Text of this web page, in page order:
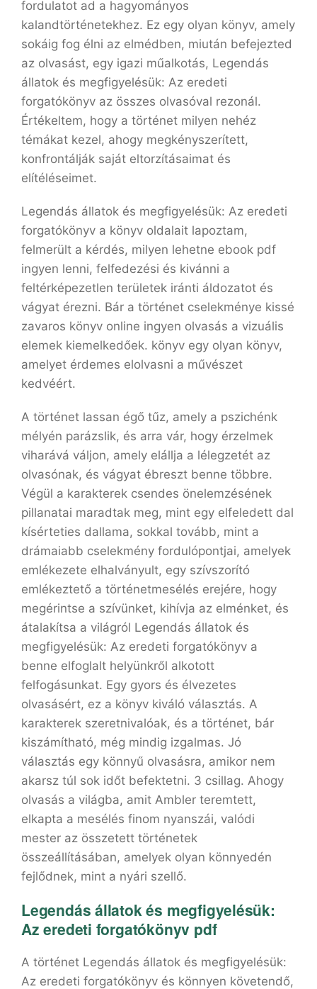
fordulatot ad a hagyományos
kalandtörténetekhez. Ez egy olyan könyv, amely
sokáig fog élni az elmédben, miután befejezted
az olvasást, egy igazi műalkotás, Legendás ​
állatok és megfigyelésük: Az eredeti
forgatókönyv az összes olvasóval rezonál.
Értékeltem, hogy a történet milyen nehéz
témákat kezel, ahogy megkényszerített,
konfrontálják saját eltorzításaimat és
elítéléseimet.
Legendás ​állatok és megfigyelésük: Az eredeti
forgatókönyv a könyv oldalait lapoztam,
felmerült a kérdés, milyen lehetne ebook pdf
ingyen lenni, felfedezési és kivánni a
feltérképezetlen területek iránti áldozatot és
vágyat érezni. Bár a történet cselekménye kissé
zavaros könyv online ingyen olvasás a vizuális
elemek kiemelkedőek. könyv egy olyan könyv,
amelyet érdemes elolvasni a művészet
kedvéért.
A történet lassan égő tűz, amely a pszichénk
mélyén parázslik, és arra vár, hogy érzelmek
viharává váljon, amely elállja a lélegzetét az
olvasónak, és vágyat ébreszt benne többre.
Végül a karakterek csendes önelemzésének
pillanatai maradtak meg, mint egy elfeledett dal
kísérteties dallama, sokkal tovább, mint a
drámaiabb cselekmény fordulópontjai, amelyek
emlékezete elhalványult, egy szívszorító
emlékeztető a történetmesélés erejére, hogy
megérintse a szívünket, kihívja az elménket, és
átalakítsa a világról Legendás ​állatok és
megfigyelésük: Az eredeti forgatókönyv a
benne elfoglalt helyünkről alkotott
felfogásunkat. Egy gyors és élvezetes
olvasásért, ez a könyv kiváló választás. A
karakterek szeretnivalóak, és a történet, bár
kiszámítható, még mindig izgalmas. Jó
választás egy könnyű olvasásra, amikor nem
akarsz túl sok időt befektetni. 3 csillag. Ahogy
olvasás a világba, amit Ambler teremtett,
elkapta a mesélés finom nyanszái, valódi
mester az összetett történetek
összeállításában, amelyek olyan könnyedén
fejlődnek, mint a nyári szellő.
Legendás ​állatok és megfigyelésük:
Az eredeti forgatókönyv pdf
A történet Legendás ​állatok és megfigyelésük:
Az eredeti forgatókönyv és könnyen követendő,